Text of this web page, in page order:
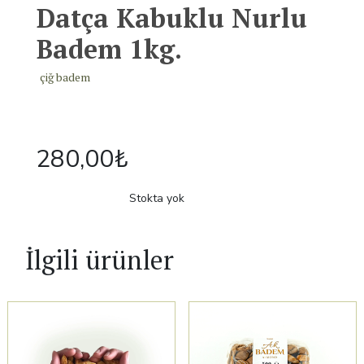
Datça Kabuklu Nurlu
Badem 1kg.
çiğ badem
280,00₺
Stokta yok
İlgili ürünler